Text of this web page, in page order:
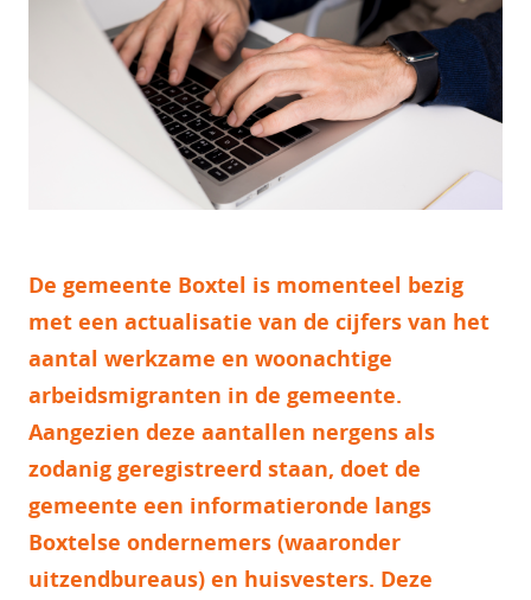
De gemeente Boxtel is momenteel bezig
met een actualisatie van de cijfers van het
aantal werkzame en woonachtige
arbeidsmigranten in de gemeente.
Aangezien deze aantallen nergens als
zodanig geregistreerd staan, doet de
gemeente een informatieronde langs
Boxtelse ondernemers (waaronder
uitzendbureaus) en huisvesters. Deze